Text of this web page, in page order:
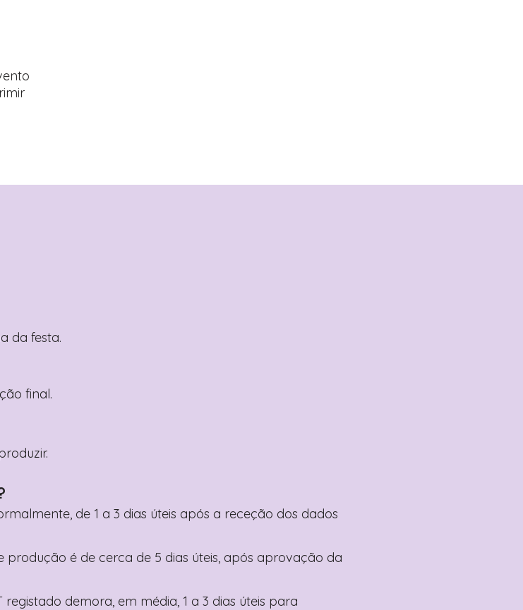
da festa.
final.
de 1 a 3 dias úteis após a receção dos dados
produção é de cerca de 5 dias úteis, após aprovação da
demora, em média, 1 a 3 dias úteis para